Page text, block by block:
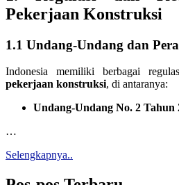
Pekerjaan Konstruksi
1.1 Undang-Undang dan
Indonesia memiliki berbagai
pekerjaan konstruksi, di antaranya:
Undang-Undang No. 2 Tahun
…
Selengkapnya..